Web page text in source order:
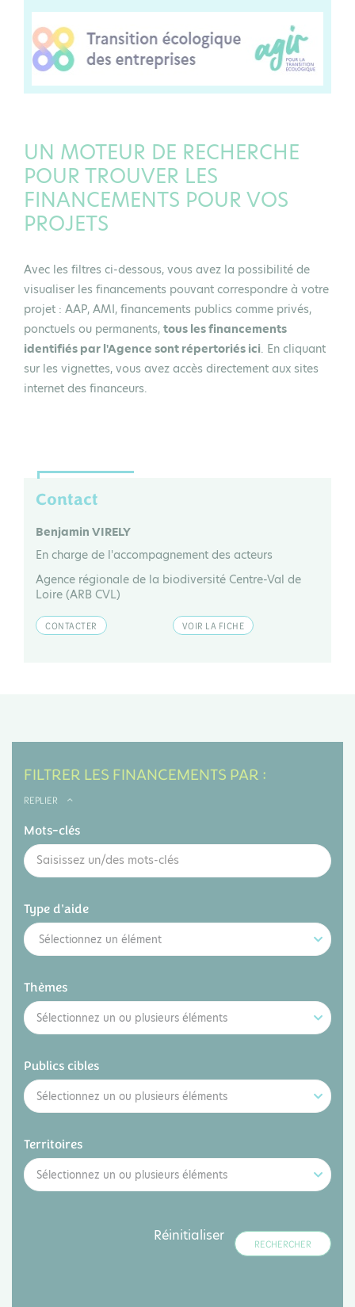
UN MOTEUR DE RECHERCHE
POUR TROUVER LES
FINANCEMENTS POUR VOS
PROJETS
Avec les filtres ci-dessous, vous avez la possibilité de
visualiser les financements pouvant correspondre à votre
projet : AAP, AMI, financements publics comme privés,
ponctuels ou permanents, tous les financements
identifiés par l'Agence sont répertoriés ici. En cliquant
sur les vignettes, vous avez accès directement aux sites
internet des financeurs.
Contact
Benjamin VIRELY
En charge de l'accompagnement des acteurs
Agence régionale de la biodiversité Centre-Val de
Loire (ARB CVL)
CONTACTER VOIR LA FICHE
FILTRER LES FINANCEMENTS PAR :
REPLIER
Mots-clés
Type d'aide
Sélectionnez un élément
Thèmes
Sélectionnez un ou plusieurs éléments
Publics cibles
Sélectionnez un ou plusieurs éléments
Territoires
Sélectionnez un ou plusieurs éléments
Réinitialiser RECHERCHER